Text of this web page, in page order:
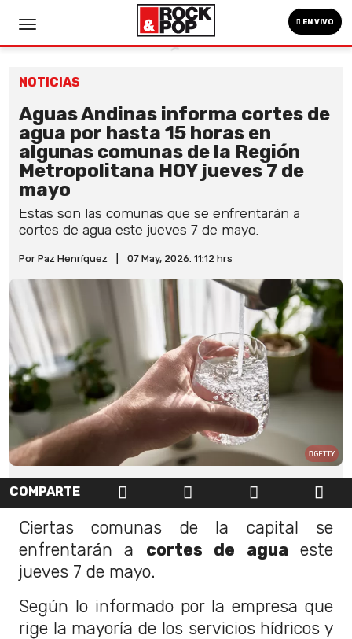
EN VIVO
NOTICIAS
Aguas Andinas informa cortes de
agua por hasta 15 horas en
algunas comunas de la Región
Metropolitana HOY jueves 7 de
mayo
Estas son las comunas que se enfrentarán a
cortes de agua este jueves 7 de mayo.
Por Paz Henríquez 07 May, 2026. 11:12 hrs
GETTY
COMPARTE
Ciertas comunas de la capital se
enfrentarán a cortes de agua este
jueves 7 de mayo.
Según lo informado por la empresa que
rige la mayoría de los servicios hídricos y